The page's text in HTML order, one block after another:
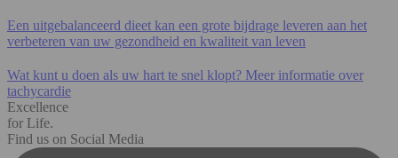
Een uitgebalanceerd dieet kan een grote bijdrage leveren aan het
verbeteren van uw gezondheid en kwaliteit van leven
Wat kunt u doen als uw hart te snel klopt? Meer informatie over
tachycardie
Excellence
for Life.
Find us on Social Media